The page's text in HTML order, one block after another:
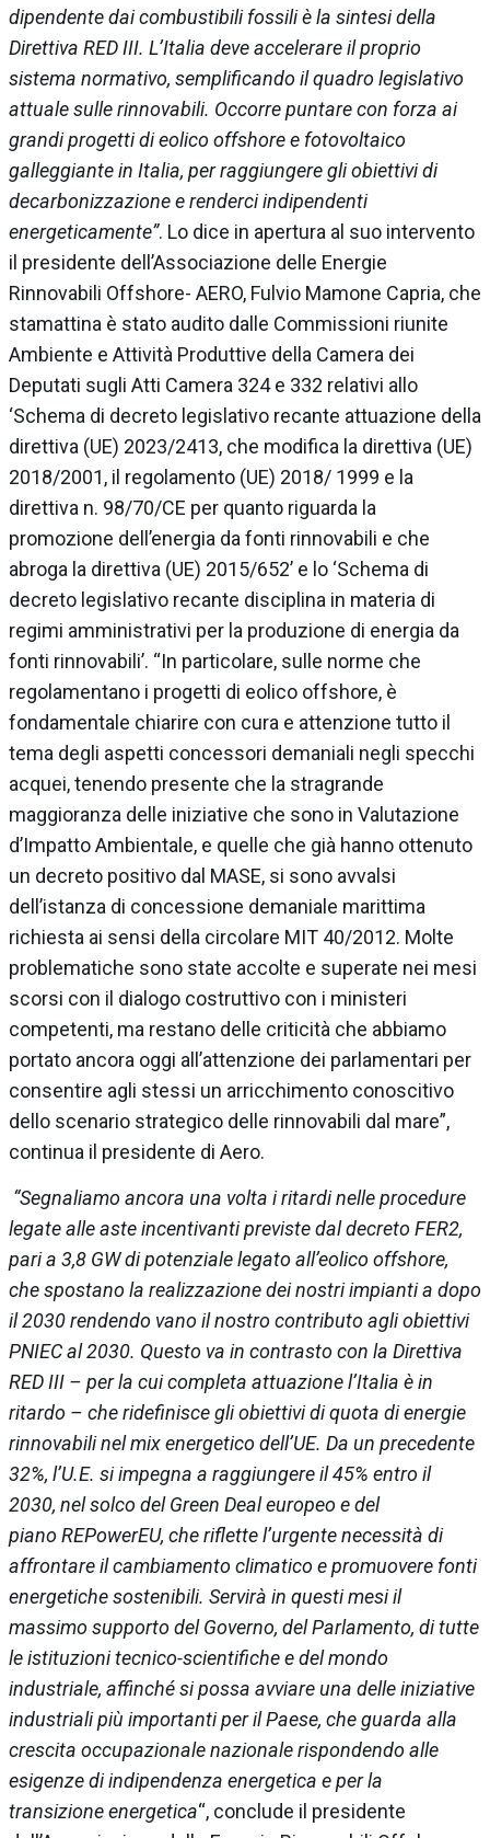
dipendente dai combustibili fossili è la sintesi della
Direttiva RED III. L’Italia deve accelerare il proprio
sistema normativo, semplificando il quadro legislativo
attuale sulle rinnovabili. Occorre puntare con forza ai
grandi progetti di eolico offshore e fotovoltaico
galleggiante in Italia, per raggiungere gli obiettivi di
decarbonizzazione e renderci indipendenti
energeticamente”. Lo dice in apertura al suo intervento
il presidente dell’Associazione delle Energie
Rinnovabili Offshore- AERO, Fulvio Mamone Capria, che
stamattina è stato audito dalle Commissioni riunite
Ambiente e Attività Produttive della Camera dei
Deputati sugli Atti Camera 324 e 332 relativi allo
‘Schema di decreto legislativo recante attuazione della
direttiva (UE) 2023/2413, che modifica la direttiva (UE)
2018/2001, il regolamento (UE) 2018/ 1999 e la
direttiva n. 98/70/CE per quanto riguarda la
promozione dell’energia da fonti rinnovabili e che
abroga la direttiva (UE) 2015/652’ e lo ‘Schema di
decreto legislativo recante disciplina in materia di
regimi amministrativi per la produzione di energia da
fonti rinnovabili’. “In particolare, sulle norme che
regolamentano i progetti di eolico offshore, è
fondamentale chiarire con cura e attenzione tutto il
tema degli aspetti concessori demaniali negli specchi
acquei, tenendo presente che la stragrande
maggioranza delle iniziative che sono in Valutazione
d’Impatto Ambientale, e quelle che già hanno ottenuto
un decreto positivo dal MASE, si sono avvalsi
dell’istanza di concessione demaniale marittima
richiesta ai sensi della circolare MIT 40/2012. Molte
problematiche sono state accolte e superate nei mesi
scorsi con il dialogo costruttivo con i ministeri
competenti, ma restano delle criticità che abbiamo
portato ancora oggi all’attenzione dei parlamentari per
consentire agli stessi un arricchimento conoscitivo
dello scenario strategico delle rinnovabili dal mare”,
continua il presidente di Aero.
“Segnaliamo ancora una volta i ritardi nelle procedure
legate alle aste incentivanti previste dal decreto FER2,
pari a 3,8 GW di potenziale legato all’eolico offshore,
che spostano la realizzazione dei nostri impianti a dopo
il 2030 rendendo vano il nostro contributo agli obiettivi
PNIEC al 2030. Questo va in contrasto con la Direttiva
RED III – per la cui completa attuazione l’Italia è in
ritardo – che ridefinisce gli obiettivi di quota di energie
rinnovabili nel mix energetico dell’UE. Da un precedente
32%, l’U.E. si impegna a raggiungere il 45% entro il
2030, nel solco del Green Deal europeo e del
piano REPowerEU, che riflette l’urgente necessità di
affrontare il cambiamento climatico e promuovere fonti
energetiche sostenibili. Servirà in questi mesi il
massimo supporto del Governo, del Parlamento, di tutte
le istituzioni tecnico-scientifiche e del mondo
industriale, affinché si possa avviare una delle iniziative
industriali più importanti per il Paese, che guarda alla
crescita occupazionale nazionale rispondendo alle
esigenze di indipendenza energetica e per la
transizione energetica“, conclude il presidente